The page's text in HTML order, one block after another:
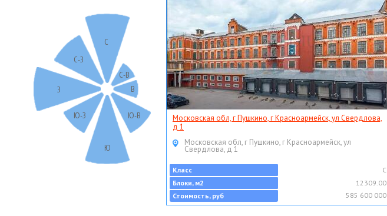
С
С-В
В
Ю-В
Ю
Ю-З
З
С-З
Московская обл, г Пушкино, г Красноармейск, ул Свердлова,
д 1
Московская обл, г Пушкино, г Красноармейск, ул
Свердлова, д 1
Класс
C
Блоки, м2
12309.00
Стоимость, руб
585 600 000